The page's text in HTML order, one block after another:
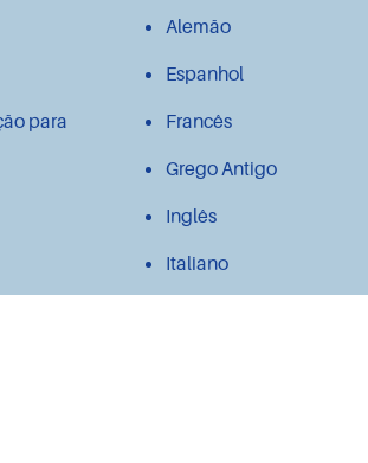
para
Alemão
Espanhol
Francês
Grego Antigo
Inglês
Italiano